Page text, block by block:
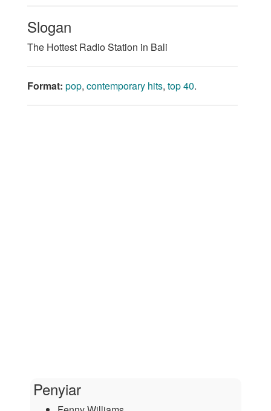
Slogan
The Hottest Radio Station in Bali
Format: pop, contemporary hits, top 40.
Penyiar